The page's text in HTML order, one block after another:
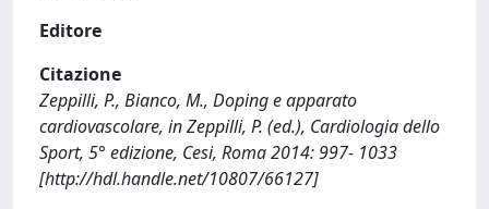
Editore
Citazione
Zeppilli, P., Bianco, M., Doping e apparato
cardiovascolare, in Zeppilli, P. (ed.), Cardiologia dello
Sport, 5° edizione, Cesi, Roma 2014: 997- 1033
[http://hdl.handle.net/10807/66127]